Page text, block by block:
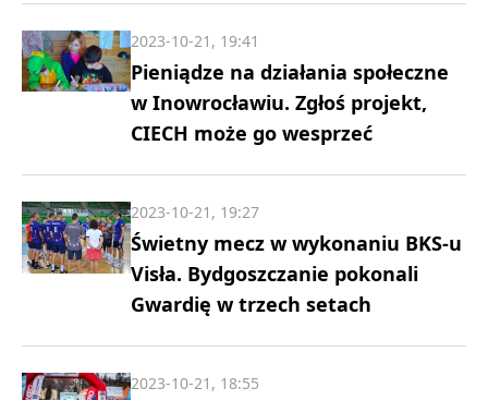
Pieniądze na działania społeczne
w Inowrocławiu. Zgłoś projekt,
CIECH może go wesprzeć
2023-10-21, 19:41
Świetny mecz w wykonaniu BKS-u
Visła. Bydgoszczanie pokonali
Gwardię w trzech setach
2023-10-21, 19:27
2023-10-21, 18:55